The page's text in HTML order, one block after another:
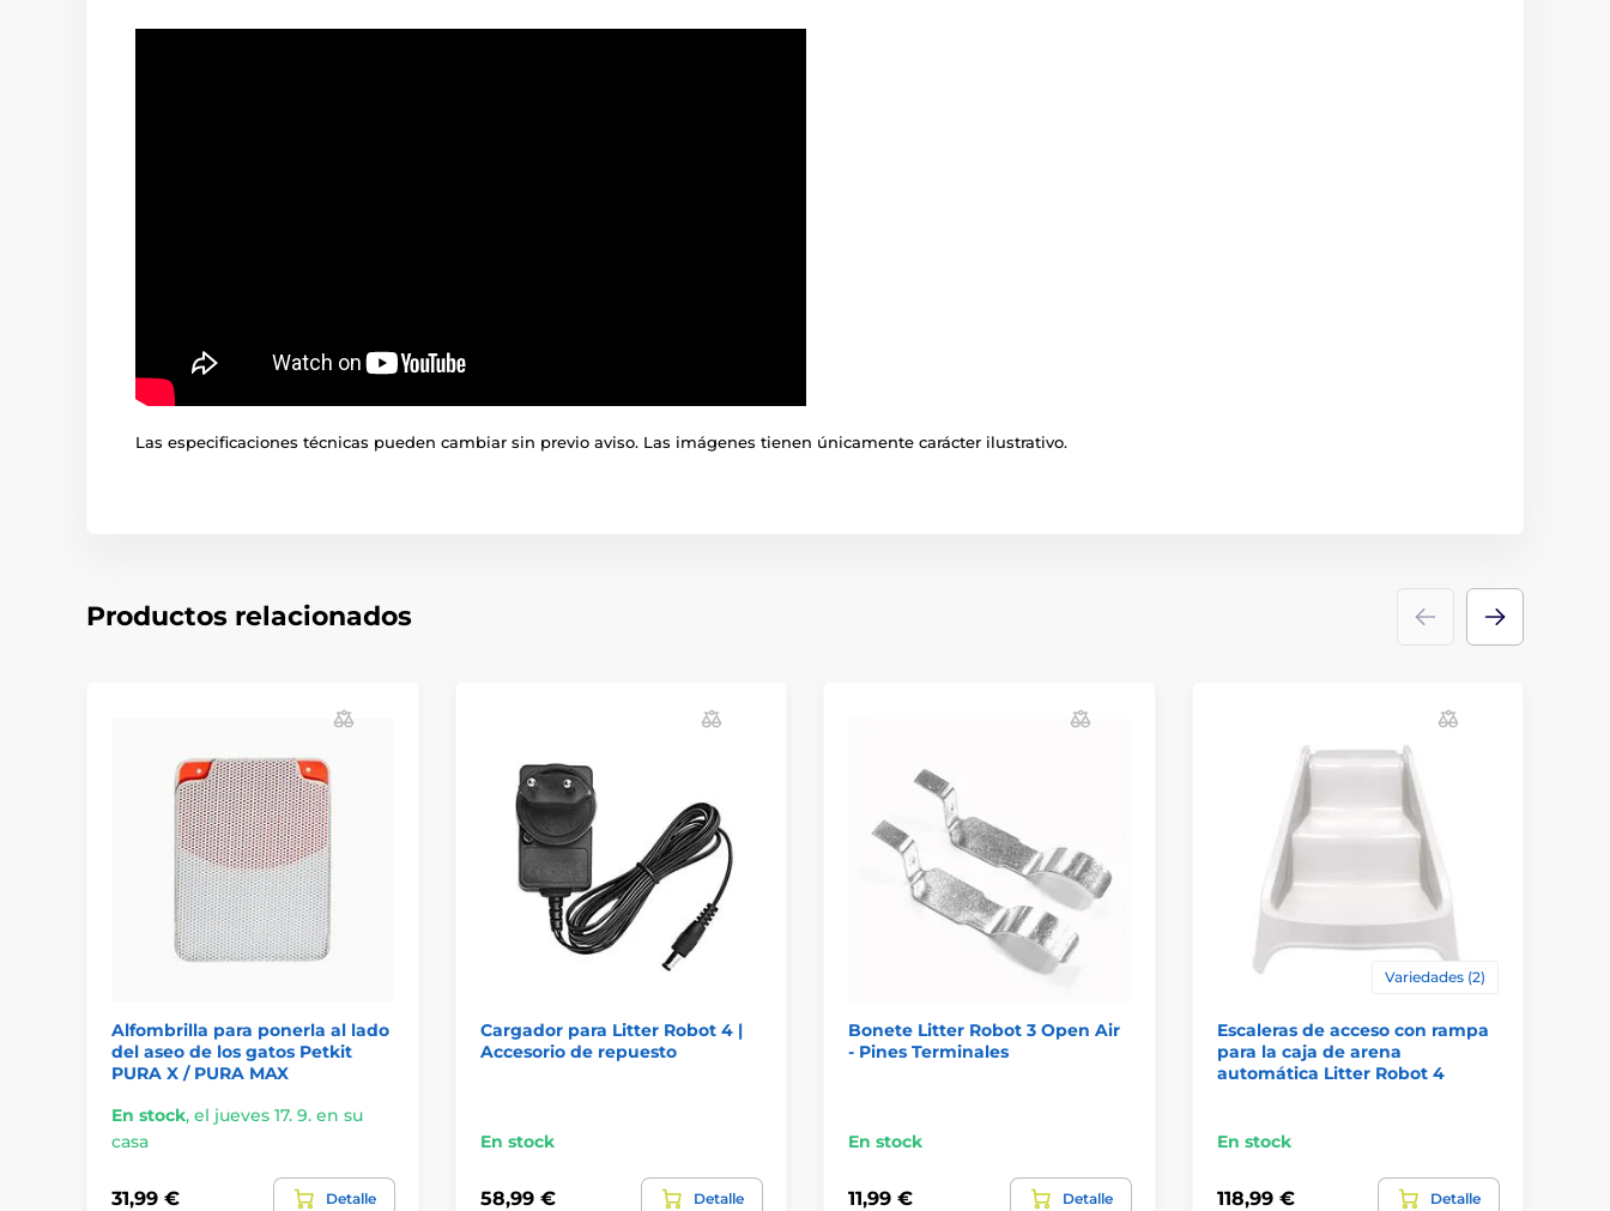
Las especificaciones técnicas pueden cambiar sin previo aviso. Las imágenes tienen únicamente carácter ilustrativo.
Productos relacionados
Alfombrilla para ponerla al lado
del aseo de los gatos Petkit
PURA X / PURA MAX
En stock, el jueves 17. 9. en su
casa
31,99 € Detalle
Cargador para Litter Robot 4 |
Accesorio de repuesto
En stock
58,99 € Detalle
Bonete Litter Robot 3 Open Air
- Pines Terminales
En stock
11,99 € Detalle
Variedades (2)
Escaleras de acceso con rampa
para la caja de arena
automática Litter Robot 4
En stock
118,99 € Detalle